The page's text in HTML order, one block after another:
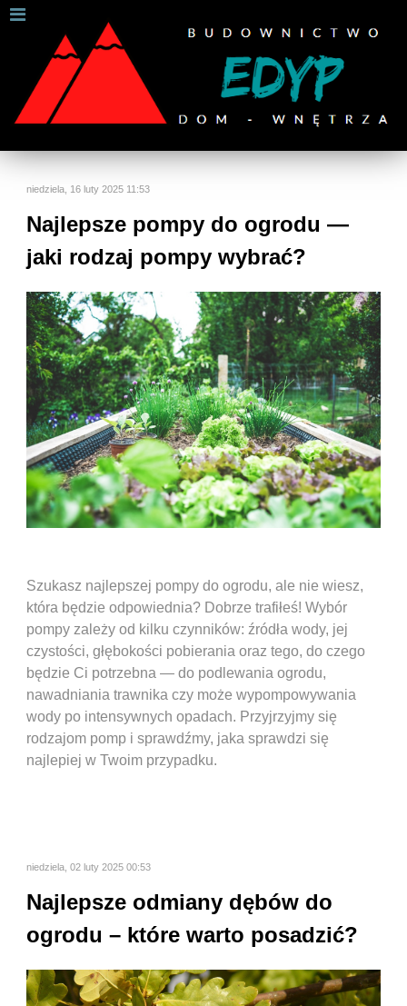
niedziela, 16 luty 2025 11:53
Najlepsze pompy do ogrodu —
jaki rodzaj pompy wybrać?
Szukasz najlepszej pompy do ogrodu, ale nie wiesz,
która będzie odpowiednia? Dobrze trafiłeś! Wybór
pompy zależy od kilku czynników: źródła wody, jej
czystości, głębokości pobierania oraz tego, do czego
będzie Ci potrzebna — do podlewania ogrodu,
nawadniania trawnika czy może wypompowywania
wody po intensywnych opadach. Przyjrzyjmy się
rodzajom pomp i sprawdźmy, jaka sprawdzi się
najlepiej w Twoim przypadku.
niedziela, 02 luty 2025 00:53
Najlepsze odmiany dębów do
ogrodu – które warto posadzić?
W celu zapewnienia jak najlepszych usług online, ta
strona korzysta z plików cookies.
Jeśli korzystasz z naszej strony internetowej, wyrażasz zgodę na
używanie naszych plików cookies.Dalsze informacje
Rozumiem